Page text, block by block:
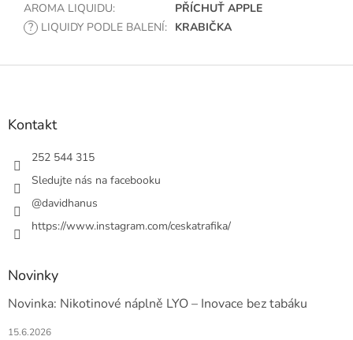
AROMA LIQUIDU:
PŘÍCHUŤ APPLE
? LIQUIDY PODLE BALENÍ: KRABIČKA
Z
Kontakt
252 544 315
Sledujte nás na facebooku
@davidhanus
https://www.instagram.com/ceskatrafika/
Novinky
Novinka: Nikotinové náplně LYO – Inovace bez tabáku
15.6.2026